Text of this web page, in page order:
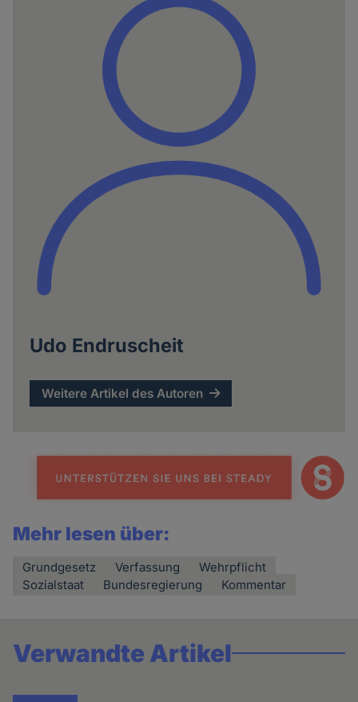
Udo Endruscheit
Weitere Artikel des Autoren
Mehr lesen über:
Grundgesetz Verfassung
Wehrpflicht
Sozialstaat
Bundesregierung Kommentar
Verwandte Artikel